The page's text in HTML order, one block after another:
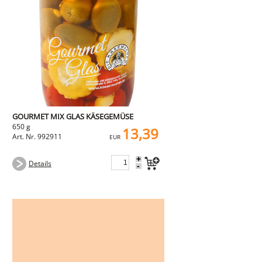
GOURMET MIX GLAS KÄSEGEMÜSE
650 g
Art. Nr. 992911
EUR 13,39
Details +
-